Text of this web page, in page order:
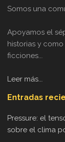
Somos una
Apoyamos el
historias y
ficciones...
Leer más...
Entradas
Pressure: el
sobre el clima